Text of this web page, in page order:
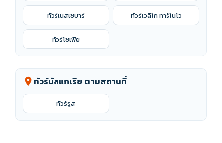
ทัวร์เนสเซบาร์ ทัวร์เวลิโก ทาร์โนโว
ทัวร์โซเฟีย
location_on ทัวร์บัลแกเรีย ตามสถานที่
ทัวร์รูส